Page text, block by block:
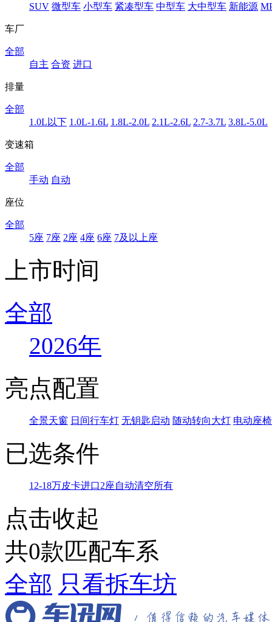
SUV 微型车 小型车 紧凑型车 中型车 大中型车 新能源
车厂
全部
自主 合资 进口
排量
全部
1.0L以下 1.0L-1.6L 1.8L-2.0L 2.1L-2.6L 2.7-3.7L 3.8L-5.0L
变速箱
全部
手动 自动
座位
全部
5座 7座 2座 4座 6座 7及以上座
上市时间
全部
2026年
亮点配置
全景天窗 日间行车灯 无钥匙启动 随动转向大灯 电动座椅
已选条件
12-18万皮卡进口2座自动清空所有
点击收起
共0款匹配车系
全部 只看拆车坊